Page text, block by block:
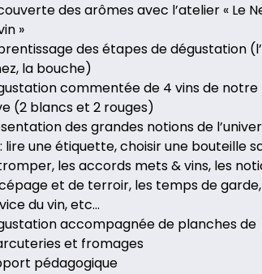
des arômes avec l’atelier « Le
»
des étapes de dégustation
la bouche)
commentée de 4 vins de notre
(2 blancs et 2 rouges)
des grandes notions de
lire une étiquette, choisir une bouteille
les accords mets & vins, les
et de terroir, les temps de
du vin, etc…
accompagnée de planches de
et fromages
pédagogique